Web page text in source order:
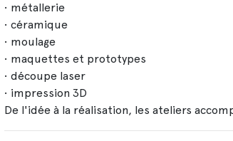
• métallerie
• céramique
• moulage
• maquettes et prototypes
• découpe laser
• impression 3D
De l'idée à la réalisation, les ateliers